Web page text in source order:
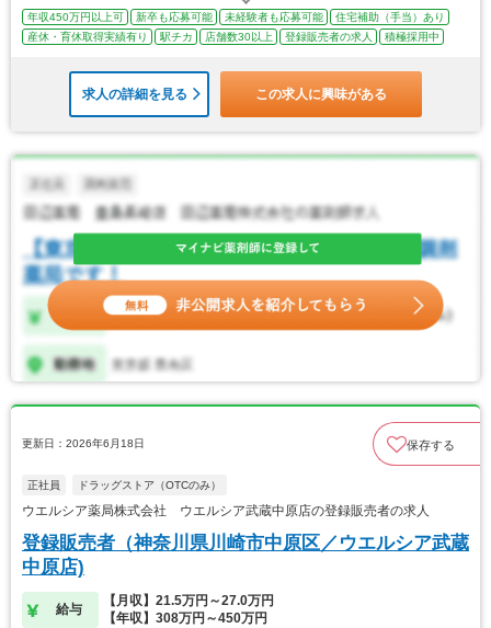
年収450万円以上可 新卒も応募可能 未経験者も応募可能
住宅補助（手当）あり
産休・育休取得実績有り
駅チカ 店舗数30以上 登録販売者の求人 積極採用中
求人の詳細を見る この求人に興味がある
更新日：2026年6月18日 保存する
正社員 ドラッグストア（OTCのみ）
ウエルシア薬局株式会社 ウエルシア武蔵中原店の登録販売者の求人
登録販売者（神奈川県川崎市中原区／ウエルシア武蔵
中原店)
給与
【月収】21.5万円～27.0万円
【年収】308万円～450万円